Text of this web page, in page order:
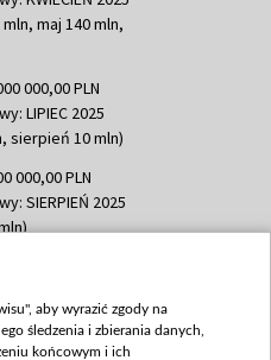
maj 140 mln,
000,00 PLN
LIPIEC 2025
sierpień 10 mln)
000,00 PLN
SIERPIEŃ 2025
051,21 PLN
październik 350
aby wyrazić zgody na
śledzenia i zbierania danych,
końcowym i ich